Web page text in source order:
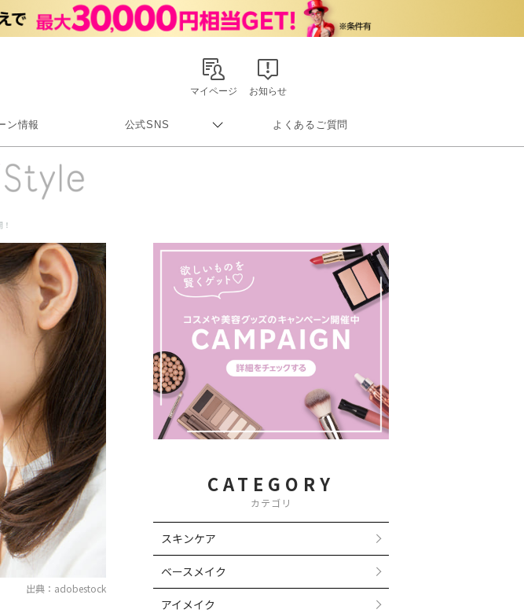
お知らせ
マイページ
ン情報 公式SNS
Rakuten Link
よくあるご質問
出典：adobestock
CATEGORY
カテゴリ
スキンケア
ベースメイク
アイメイク